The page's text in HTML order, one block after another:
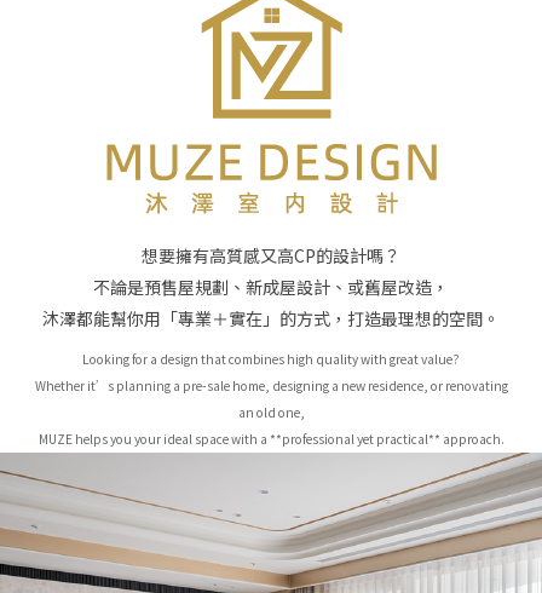
想要擁有高質感又高CP的設計嗎？
不論是預售屋規劃、新成屋設計、或舊屋改造，
沐澤都能幫你用「專業＋實在」的方式，打造最理想的空間。
Looking for a design that combines high quality with great value?
Whether it’s planning a pre-sale home, designing a new residence, or renovating
an old one,
MUZE helps you your ideal space with a **professional yet practical** approach.